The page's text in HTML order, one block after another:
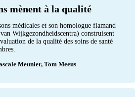
mènent à la qualité
médicales et son homologue flamand
Wijkgezondheidscentra) construisent
de la qualité des soins de santé
Meunier, Tom Meeus